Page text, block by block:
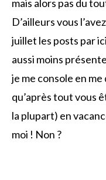
mais alors pas du
D’ailleurs vous
juillet les posts par
aussi moins
je me console en me
qu’après tout vous
la plupart) en
moi ! Non ?